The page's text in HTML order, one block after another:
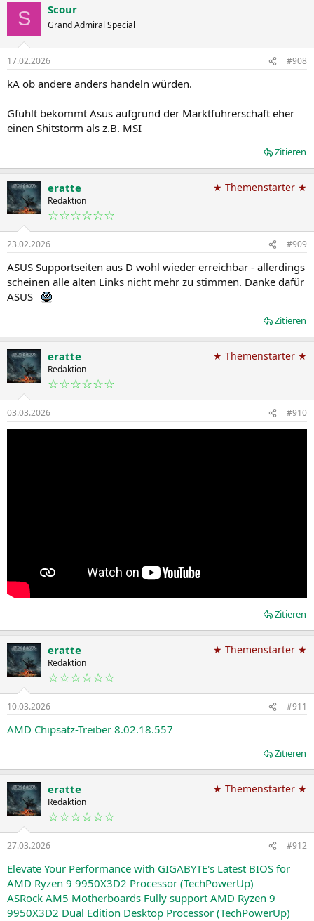
S Scour
Grand Admiral Special
17.02.2026 #908
kA ob andere anders handeln würden.
Gfühlt bekommt Asus aufgrund der Marktführerschaft eher
einen Shitstorm als z.B. MSI
Zitieren
eratte
Redaktion
☆☆☆☆☆☆
★ Themenstarter ★
23.02.2026 #909
ASUS Supportseiten aus D wohl wieder erreichbar - allerdings
scheinen alle alten Links nicht mehr zu stimmen. Danke dafür
ASUS
Zitieren
eratte
Redaktion
☆☆☆☆☆☆
★ Themenstarter ★
03.03.2026 #910
Zitieren
eratte
Redaktion
☆☆☆☆☆☆
★ Themenstarter ★
10.03.2026 #911
AMD Chipsatz-Treiber 8.02.18.557
Zitieren
eratte
Redaktion
☆☆☆☆☆☆
★ Themenstarter ★
27.03.2026 #912
Elevate Your Performance with GIGABYTE's Latest BIOS for
AMD Ryzen 9 9950X3D2 Processor (TechPowerUp)
ASRock AM5 Motherboards Fully support AMD Ryzen 9
9950X3D2 Dual Edition Desktop Processor (TechPowerUp)